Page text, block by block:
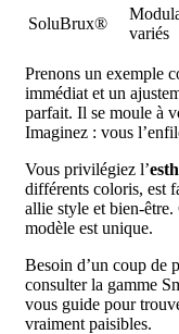
SoluBrux®
variés
Prenons un exemple
immédiat et un
parfait. Il se moule à
Imaginez : vous
Vous privilégiez l’
différents coloris, est
allie style et bien-
modèle est unique.
Besoin d’un coup de
consulter la gamme
vous guide pour
vraiment paisibles.